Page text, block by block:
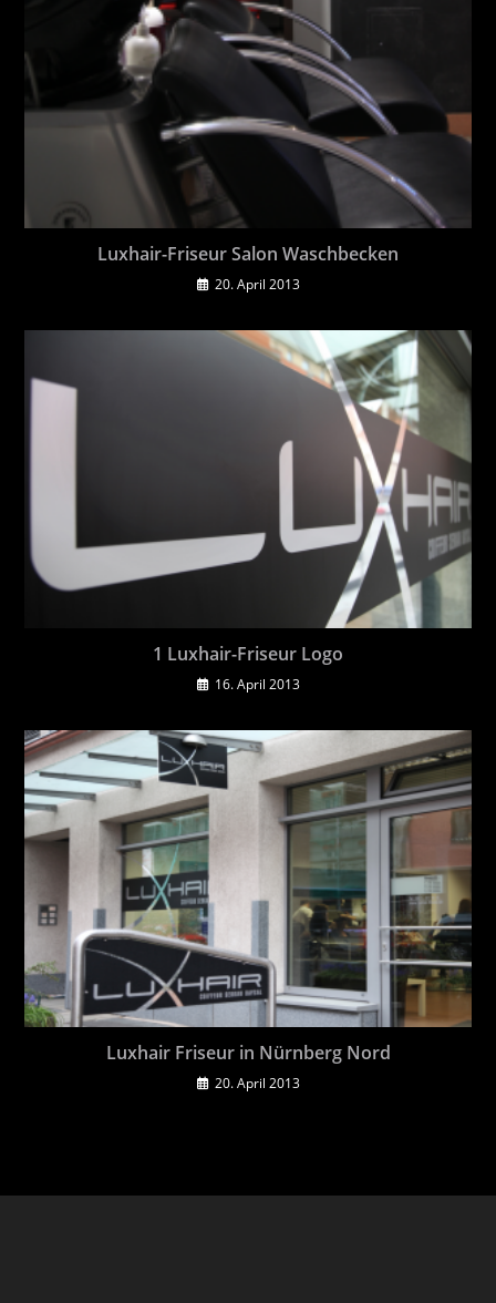
Luxhair-Friseur Salon Waschbecken
20. April 2013
1 Luxhair-Friseur Logo
16. April 2013
Luxhair Friseur in Nürnberg Nord
20. April 2013